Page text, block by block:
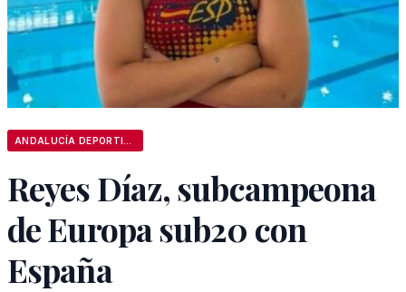
Reyes Díaz, subcampeona
de Europa sub20 con
España